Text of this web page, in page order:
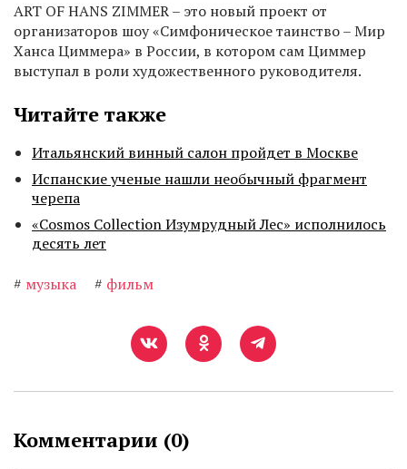
ART OF HANS ZIMMER – это новый проект от
организаторов шоу «Симфоническое таинство – Мир
Ханса Циммера» в России, в котором сам Циммер
выступал в роли художественного руководителя.
Читайте также
Итальянский винный салон пройдет в Москве
Испанские ученые нашли необычный фрагмент
черепа
«Cosmos Collection Изумрудный Лес» исполнилось
десять лет
# музыка # фильм
Комментарии (0)